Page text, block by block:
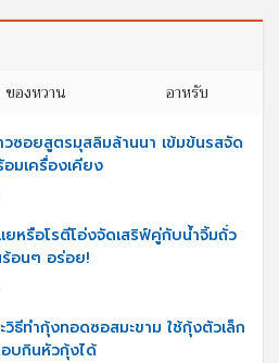
ของหวาน อาหรับ
วซอยสูตรมุสลิมล้านนา เข้มข้นรสจัด
มเครื่องเคียง
ยหรือโรตีโอ่งจัดเสริฟ์คู่กับนํ้าจิ้มถั่ว
อนๆ อร่อย!
วิธีทำกุ้งทอดซอสมะขาม ใช้กุ้งตัวเล็ก
บกินหัวกุ้งได้